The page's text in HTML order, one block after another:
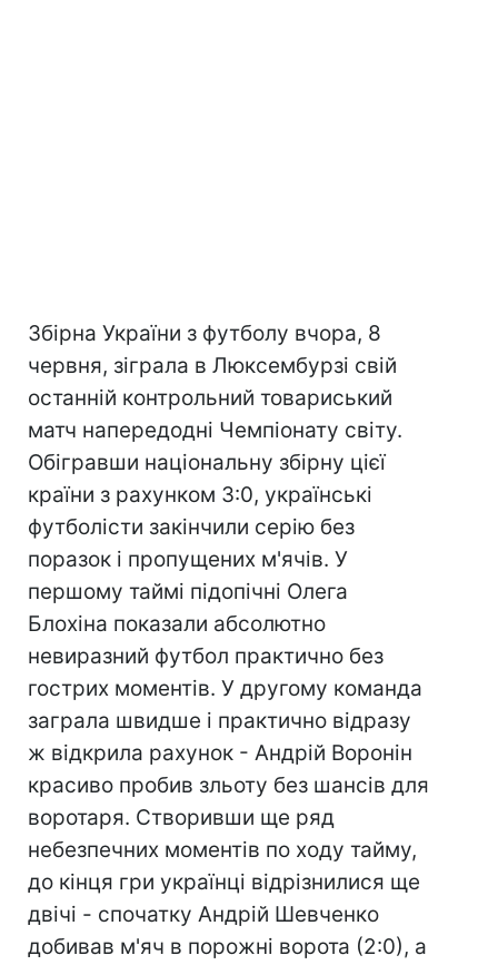
Збірна України з футболу вчора, 8
червня, зіграла в Люксембурзі свій
останній контрольний товариський
матч напередодні Чемпіонату світу.
Обігравши національну збірну цієї
країни з рахунком 3:0, українські
футболісти закінчили серію без
поразок і пропущених м'ячів. У
першому таймі підопічні Олега
Блохіна показали абсолютно
невиразний футбол практично без
гострих моментів. У другому команда
заграла швидше і практично відразу
ж відкрила рахунок - Андрій Воронін
красиво пробив зльоту без шансів для
воротаря. Створивши ще ряд
небезпечних моментів по ходу тайму,
до кінця гри українці відрізнилися ще
двічі - спочатку Андрій Шевченко
добивав м'яч в порожні ворота (2:0), а